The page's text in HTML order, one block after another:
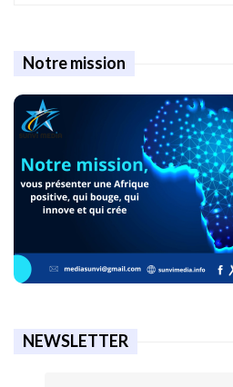
Notre mission
NEWSLETTER